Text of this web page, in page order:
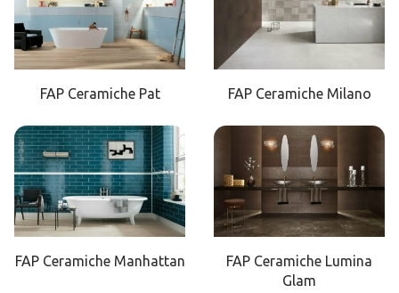
FAP Ceramiche Pat FAP Ceramiche Milano
FAP Ceramiche Manhattan
FAP Ceramiche Lumina
Glam